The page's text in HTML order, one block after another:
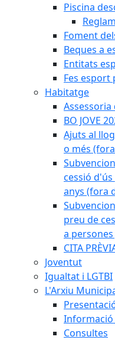
Piscina
Foment
Beques a
Entitats
Fes esport
Habitatge
BO JOVE
Ajuts al
o més
cessió
anys (fora
preu de
a
CITA
Joventut
Igualtat i LGTBI
L'Arxiu
Informació
Consultes